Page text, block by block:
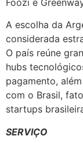
A escolha da
considerada
O país reúne
hubs
pagamento,
com o Brasil,
startups
SERVIÇO